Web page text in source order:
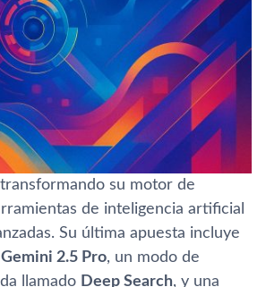
su motor de
de inteligencia artificial
Su última apuesta incluye
Gemini 2.5 Pro, un modo de
llamado Deep Search, y una